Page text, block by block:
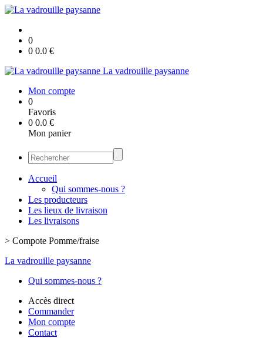
0
0 0.0 €
La vadrouille paysanne
Mon compte
0
Favoris
0 0.0 €
Mon panier
Accueil
Qui sommes-nous ?
Les producteurs
Les lieux de livraison
Les livraisons
> Compote Pomme/fraise
La vadrouille paysanne
Qui sommes-nous ?
Accès direct
Commander
Mon compte
Contact